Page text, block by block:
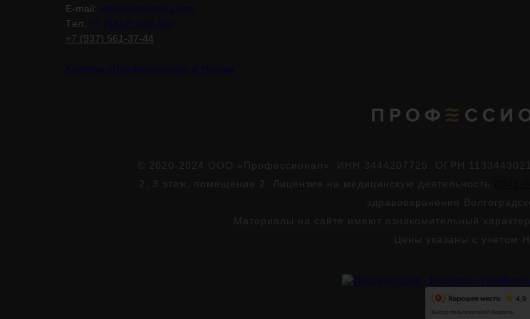
E-mail: info@proficlinica.com
Tел. +7 (8442) 320-320
+7 (937) 561-37-44
Клиника «Профессионал» в Москве
© 2020-2024 ООО «Профессионал». ИНН 3444207725. ОГРН
2, 3 этаж, помещение 2. Лицензия на медицинскую деятельность
здравоохранения
Материалы на сайте имеют ознакомительный
Цены указаны с учетом